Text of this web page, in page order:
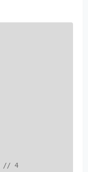
// 4